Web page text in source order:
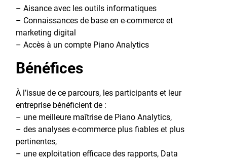
– Aisance avec les outils informatiques
– Connaissances de base en e-commerce et
marketing digital
– Accès à un compte Piano Analytics
Bénéfices
À l’issue de ce parcours, les participants et leur
entreprise bénéficient de :
– une meilleure maîtrise de Piano Analytics,
– des analyses e-commerce plus fiables et plus
pertinentes,
– une exploitation efficace des rapports, Data